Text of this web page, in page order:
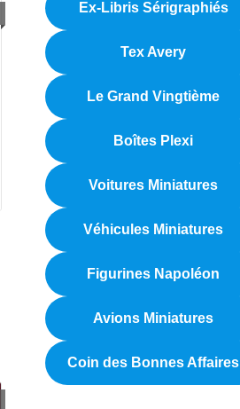
Ex-Libris Sérigraphiés
Tex Avery
Le Grand Vingtième
Boîtes Plexi
Voitures Miniatures
Véhicules Miniatures
Figurines Napoléon
Avions Miniatures
Coin des Bonnes Affaires